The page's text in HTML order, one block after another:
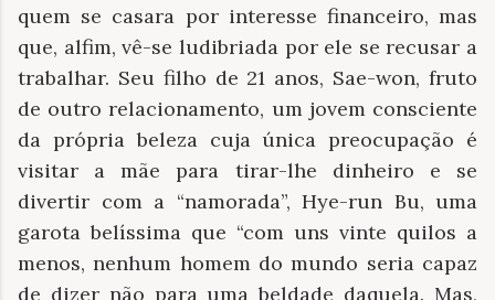
quem se casara por interesse financeiro, mas
que, alfim, vê-se ludibriada por ele se recusar a
trabalhar. Seu filho de 21 anos, Sae-won, fruto
de outro relacionamento, um jovem consciente
da própria beleza cuja única preocupação é
visitar a mãe para tirar-lhe dinheiro e se
divertir com a “namorada”, Hye-run Bu, uma
garota belíssima que “com uns vinte quilos a
menos, nenhum homem do mundo seria capaz
de dizer não para uma beldade daquela. Mas,